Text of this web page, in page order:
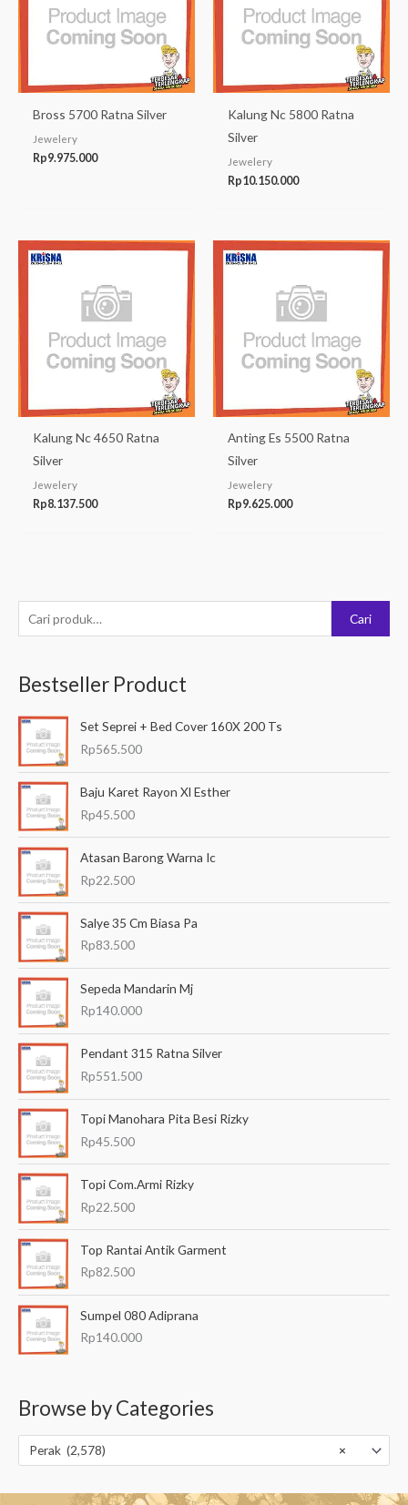
e
c
a
u
n
u
Cari
Bestseller Product
Set Seprei + Bed Cover 160X 200 Ts
Rp565.500
Baju Karet Rayon Xl Esther
Rp45.500
Atasan Barong Warna Ic
Rp22.500
Salye 35 Cm Biasa Pa
Rp83.500
Sepeda Mandarin Mj
Rp140.000
Pendant 315 Ratna Silver
Rp551.500
Topi Manohara Pita Besi Rizky
Rp45.500
Topi Com.Armi Rizky
Rp22.500
Top Rantai Antik Garment
Rp82.500
Sumpel 080 Adiprana
Rp140.000
Browse by Categories
×
Perak (2,578)
Bross 5700 Ratna Silver
Jewelery
Rp9.975.000
Kalung Nc 5800 Ratna
Silver
Jewelery
Rp10.150.000
Kalung Nc 4650 Ratna
Silver
Jewelery
Rp8.137.500
Anting Es 5500 Ratna
Silver
Jewelery
Rp9.625.000